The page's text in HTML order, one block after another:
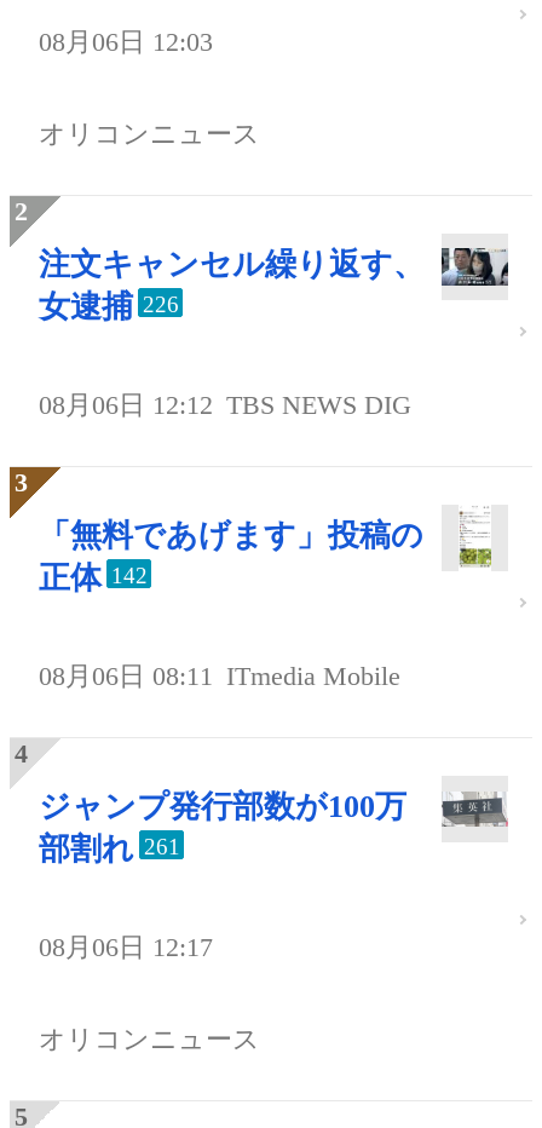
08月06日 12:03
オリコンニュース
注文キャンセル繰り返す、
女逮捕 226
08月06日 12:12 TBS NEWS DIG
「無料であげます」投稿の
正体 142
08月06日 08:11 ITmedia Mobile
ジャンプ発行部数が100万
部割れ 261
08月06日 12:17
オリコンニュース